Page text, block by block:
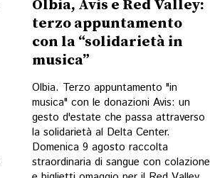
Olbia, Avis e Red Valley:
terzo appuntamento
con la “solidarietà in
musica”
Olbia. Terzo appuntamento "in
musica" con le donazioni Avis: un
gesto d'estate che passa attraverso
la solidarietà al Delta Center.
Domenica 9 agosto raccolta
straordinaria di sangue con colazione